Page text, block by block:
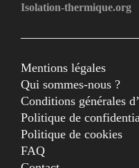
Isolation-thermique.org
Mentions légales
Qui sommes-nous ?
Conditions générales
Politique de
Politique de cookies
FAQ